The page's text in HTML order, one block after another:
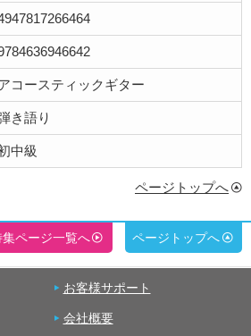
コースティックギター
き語り
中級
ページトップへ
集ページ一覧へ ページトップへ
お客様サポート
会社概要